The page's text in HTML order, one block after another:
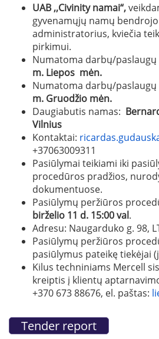
UAB ,,Civinity namai“,
gyvenamųjų namų
administratorius, kviečia
pirkimui.
Numatoma darbų/paslaugų
m. Liepos mėn.
Numatoma darbų/paslaugų
m. Gruodžio mėn.
Daugiabutis namas:
Vilnius
Kontaktai:
+37063009311
Pasiūlymai teikiami iki
procedūros pradžios,
dokumentuose.
Pasiūlymų peržiūros
birželio 11 d. 15:00 val.
Adresu: Naugarduko g. 98,
Pasiūlymų peržiūros
pasiūlymus pateikę tiekėjai
Kilus techniniams Mercell
kreiptis į klientų
+370 673 88676, el. paštas: